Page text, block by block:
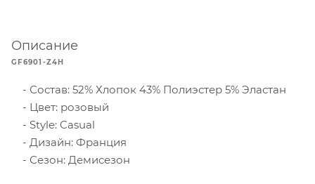
Описание
GF6901-Z4H
Состав: 52% Хлопок 43% Полиэстер 5% Эластан
Цвет: розовый
Style: Casual
Дизайн: Франция
Сезон: Демисезон